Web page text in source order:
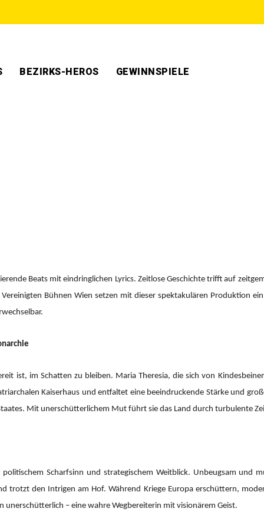
BEZIRKS-HEROS GEWINNSPIELE
Beats mit eindringlichen Lyrics. Zeitlose Geschichte trifft auf
Bühnen Wien setzen mit dieser spektakulären Produktion
ist, im Schatten zu bleiben. Maria Theresia, die sich von
Kaiserhaus und entfaltet eine beeindruckende Stärke und
Mit unerschütterlichem Mut führt sie das Land durch turbulente
Scharfsinn und strategischem Weitblick. Unbeugsam und
trotzt den Intrigen am Hof. Während Kriege Europa erschüttern,
– eine wahre Wegbereiterin mit visionärem Geist.